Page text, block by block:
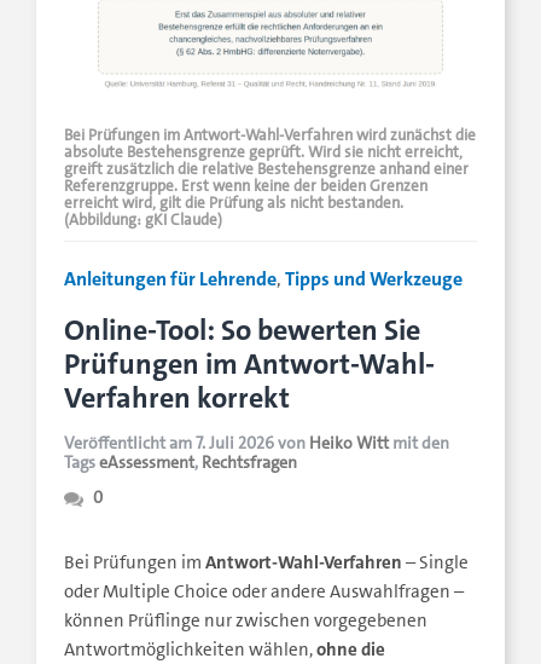
Anleitungen für Lehrende,Tipps und Werkzeuge
Online-Tool: So bewerten Sie
Prüfungen im Antwort-Wahl-
Verfahren korrekt
Veröffentlicht am 7. Juli 2026 von Heiko Wittmit den
TagseAssessment, Rechtsfragen
0
Bei Prüfungen im Antwort-Wahl-Verfahren wird zunächst die
absolute Bestehensgrenze geprüft. Wird sie nicht erreicht,
greift zusätzlich die relative Bestehensgrenze anhand einer
Referenzgruppe. Erst wenn keine der beiden Grenzen
erreicht wird, gilt die Prüfung als nicht bestanden.
(Abbildung: gKI Claude)
Bei Prüfungen imAntwort-Wahl-Verfahren – Single
oder Multiple Choice oder andere Auswahlfragen –
können Prüflinge nur zwischen vorgegebenen
Antwortmöglichkeiten wählen,ohne die